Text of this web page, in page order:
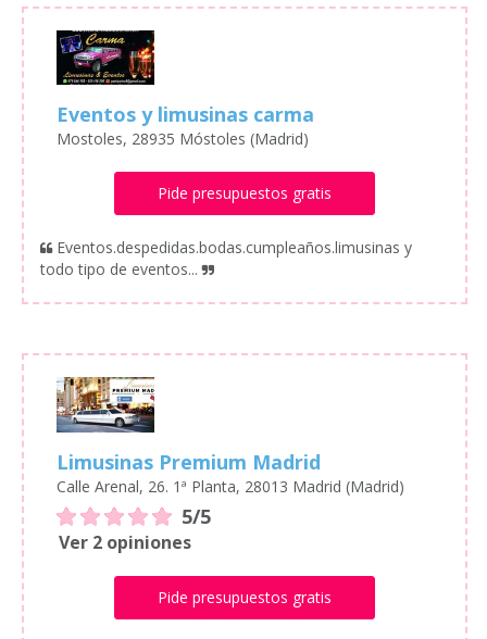
Eventos y limusinas carma
Mostoles, 28935 Móstoles (Madrid)
Pide presupuestos gratis
Eventos.despedidas.bodas.cumpleaños.limusinas y
todo tipo de eventos...
Limusinas Premium Madrid
Calle Arenal, 26. 1ª Planta, 28013 Madrid (Madrid)
5/5
Ver 2 opiniones
Pide presupuestos gratis